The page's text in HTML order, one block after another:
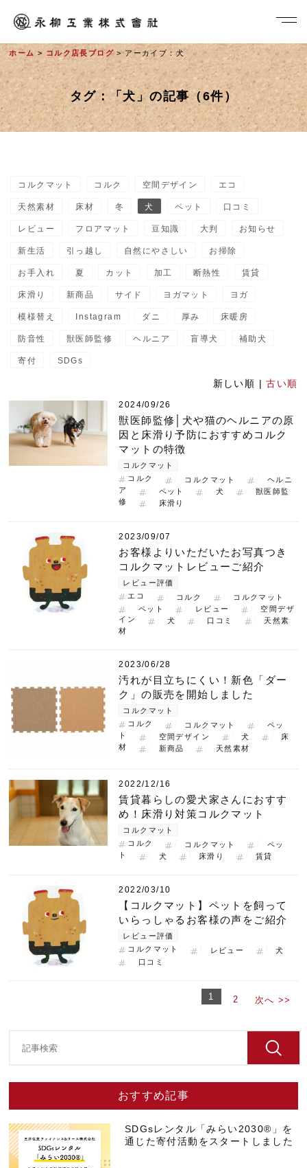
ホーム > コルク店長ブログ> アーカイブ：犬
タグ：「犬」の記事（6件）
コルクマット コルク 空間デザイン エコ
天然素材 床材 冬 犬 ペット 口コミ
レビュー フロアマット 豆知識 大判 お知らせ
新生活 引っ越し 自然にやさしい お掃除
お手入れ 夏 カット 加工 断熱性 賃貸
床滑り 新商品 サイド ヨガマット ヨガ
模様替え Instagram ダニ 厚み 床暖房
防音性 獣医師監修 ヘルニア 盲導犬 補助犬
寄付 SDGs
新しい順 |古い順
2024/09/26
獣医師監修│犬や猫のヘルニアの原
因と床滑り予防におすすめコルク
マットの特徴
コルクマット
コルク
コルクマット
ヘルニ
ア
ペット 犬
獣医師監
修
床滑り
2023/09/07
お客様よりいただいたお写真つき
コルクマットレビューご紹介
レビュー評価
エコ
コルク
コルクマット
ペット
レビュー
空間デザ
イン
犬 口コミ
天然素
材
2023/06/28
汚れが目立ちにくい！新色「ダー
ク」の販売を開始しました
コルクマット
コルク
コルクマット
ペッ
ト
空間デザイン 犬
床
材
新商品 天然素材
2022/12/16
賃貸暮らしの愛犬家さんにおすす
め！床滑り対策コルクマット
コルクマット
コルク
コルクマット
ペッ
ト
犬 床滑り 賃貸
2022/03/10
【コルクマット】ペットを飼って
いらっしゃるお客様の声をご紹介
レビュー評価
コルクマット
レビュー
犬
口コミ
1 2 次へ >>
おすすめ記事
SDGsレンタル「みらい2030®」を
通じた寄付活動をスタートしました